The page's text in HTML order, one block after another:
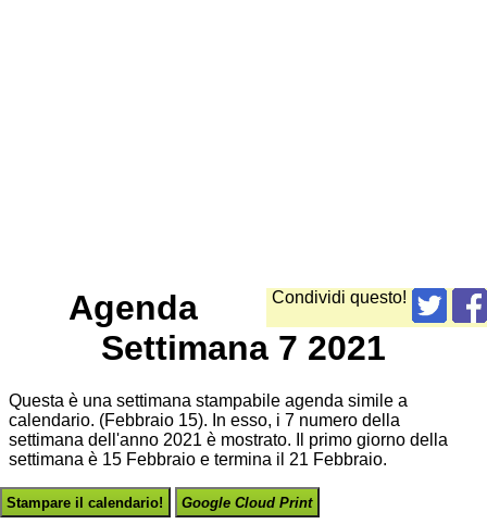
Condividi questo!
Agenda
Settimana 7 2021
Questa è una settimana stampabile agenda simile a
calendario. (Febbraio 15). In esso, i 7 numero della
settimana dell'anno 2021 è mostrato. Il primo giorno della
settimana è 15 Febbraio e termina il 21 Febbraio.
Stampare il calendario! Google Cloud Print